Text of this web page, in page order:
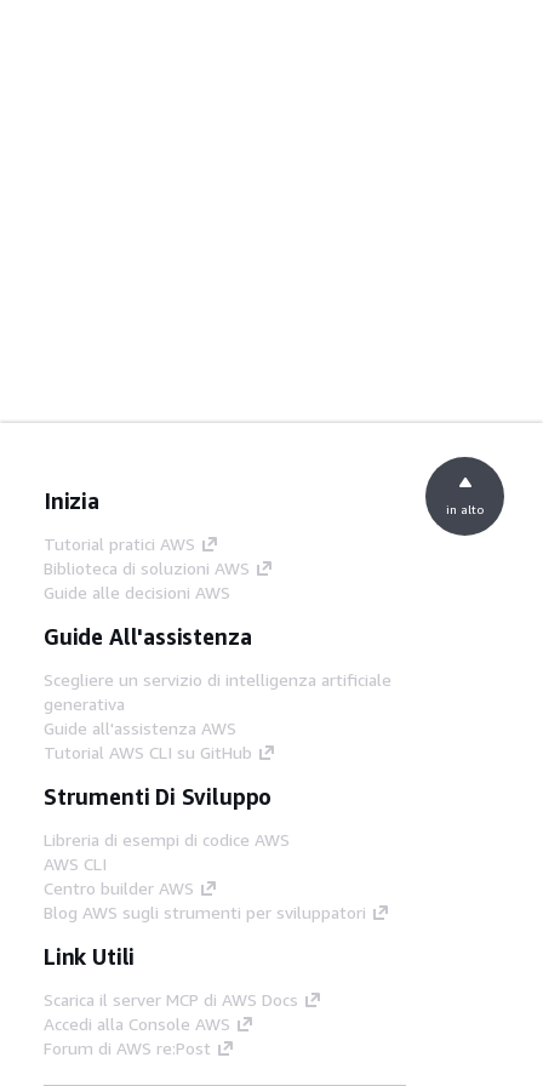
Inizia
Tutorial pratici AWS
Biblioteca di soluzioni AWS
Guide alle decisioni AWS
Guide All'assistenza
Scegliere un servizio di intelligenza artificiale
generativa
Guide all'assistenza AWS
Tutorial AWS CLI su GitHub
Strumenti Di Sviluppo
Libreria di esempi di codice AWS
AWS CLI
Centro builder AWS
Blog AWS sugli strumenti per sviluppatori
Link Utili
Scarica il server MCP di AWS Docs
Accedi alla Console AWS
Forum di AWS re:Post
in alto